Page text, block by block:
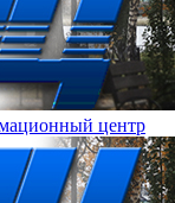
центр